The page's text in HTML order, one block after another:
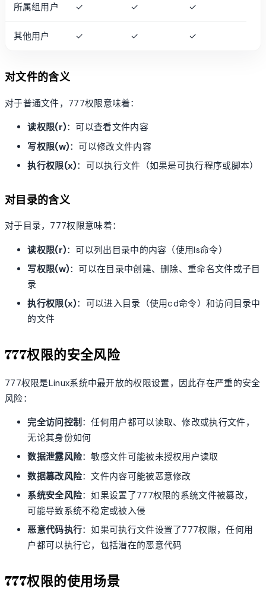
所属组用户 ✓ ✓ ✓
其他用户 ✓ ✓ ✓
对文件的含义
对于普通文件，777权限意味着：
读权限(r)：可以查看文件内容
写权限(w)：可以修改文件内容
执行权限(x)：可以执行文件（如果是可执行程序或脚本）
对目录的含义
对于目录，777权限意味着：
读权限(r)：可以列出目录中的内容（使用ls命令）
写权限(w)：可以在目录中创建、删除、重命名文件或子目
录
执行权限(x)：可以进入目录（使用cd命令）和访问目录中
的文件
777权限的安全风险
777权限是Linux系统中最开放的权限设置，因此存在严重的安全
风险：
完全访问控制 ：任何用户都可以读取、修改或执行文件，
无论其身份如何
数据泄露风险：敏感文件可能被未授权用户读取
数据篡改风险：文件内容可能被恶意修改
系统安全风险：如果设置了777权限的系统文件被篡改，
可能导致系统不稳定或被入侵
恶意代码执行：如果可执行文件设置了777权限，任何用
户都可以执行它，包括潜在的恶意代码
777权限的使用场景